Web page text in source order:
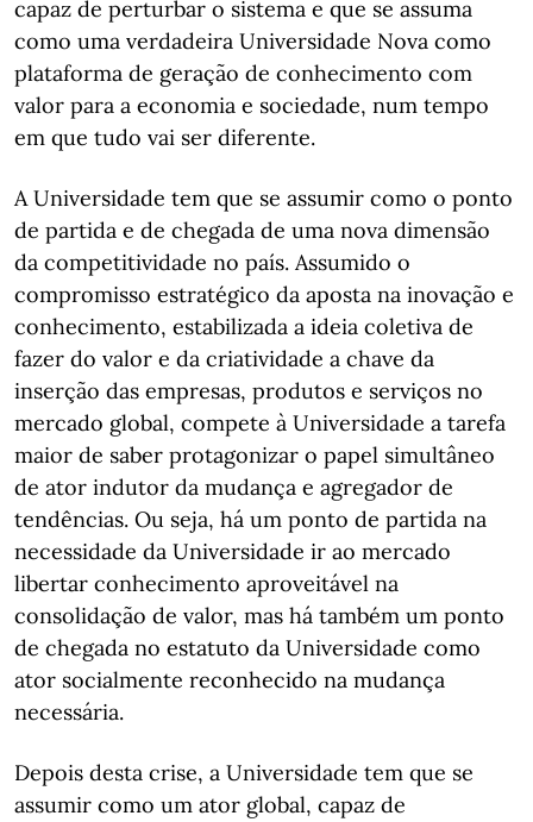
capaz de perturbar o sistema e que se assuma
como uma verdadeira Universidade Nova como
plataforma de geração de conhecimento com
valor para a economia e sociedade, num tempo
em que tudo vai ser diferente.
A Universidade tem que se assumir como o ponto
de partida e de chegada de uma nova dimensão
da competitividade no país. Assumido o
compromisso estratégico da aposta na inovação e
conhecimento, estabilizada a ideia coletiva de
fazer do valor e da criatividade a chave da
inserção das empresas, produtos e serviços no
mercado global, compete à Universidade a tarefa
maior de saber protagonizar o papel simultâneo
de ator indutor da mudança e agregador de
tendências. Ou seja, há um ponto de partida na
necessidade da Universidade ir ao mercado
libertar conhecimento aproveitável na
consolidação de valor, mas há também um ponto
de chegada no estatuto da Universidade como
ator socialmente reconhecido na mudança
necessária.
Depois desta crise, a Universidade tem que se
assumir como um ator global, capaz de